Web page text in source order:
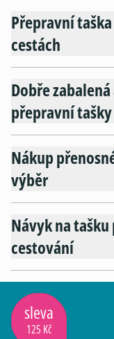
Přepravní
cestách
Dobře
přepravní
Nákup
výběr
Návyk na tašku
cestování
sleva
125 Kč